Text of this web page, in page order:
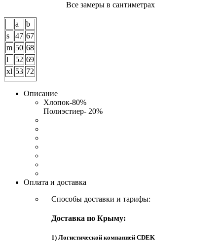
Все замеры в сантиметрах
a
b
s
47 67
m 50 68
l
52 69
xl 53 72
Описание
Хлопок-80%
Полиэстиер- 20%
Оплата и доставка
Способы доставки и тарифы:
Доставка по Крыму:
1) Логистической компанией CDEK